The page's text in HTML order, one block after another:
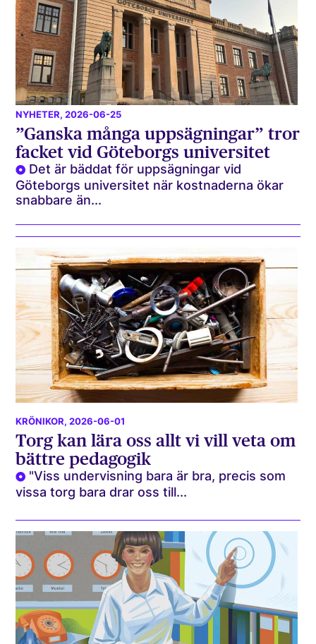
NYHETER, 2026-06-25
”Ganska många uppsägningar” tror
facket vid Göteborgs universitet
Det är bäddat för uppsägningar vid
Göteborgs universitet när kostnaderna ökar
snabbare än...
KRÖNIKOR, 2026-06-01
Torg kan lära oss allt vi vill veta om
bättre pedagogik
"Viss undervisning bara är bra, precis som
vissa torg bara drar oss till...